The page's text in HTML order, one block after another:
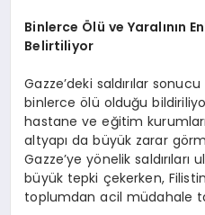
Binlerce Ölü ve Yaralının
Belirtiliyor
Gazze’deki saldırılar
binlerce ölü olduğu bildiriliyor.
hastane ve eğitim
altyapı da büyük zarar
Gazze’ye yönelik
büyük tepki çekerken,
toplumdan acil müdahale